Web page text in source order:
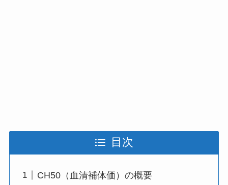
目次
CH50（血清補体価）の概要